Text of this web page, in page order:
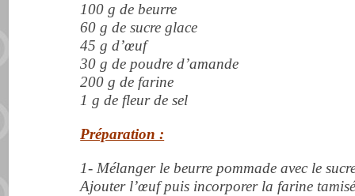
100 g de beurre
60 g de sucre glace
45 g d’œuf
30 g de poudre d’amande
200 g de farine
1 g de fleur de sel
Préparation :
1- Mélanger le beurre pommade avec le
Ajouter l’œuf puis incorporer la farine